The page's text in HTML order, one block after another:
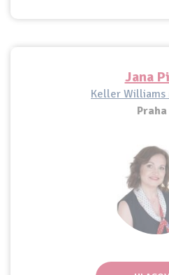
Jana
Keller Williams